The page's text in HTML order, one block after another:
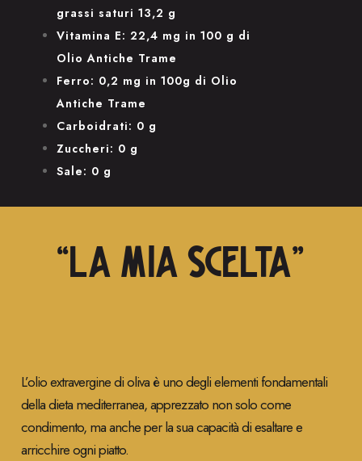
grassi saturi 13,2 g
Vitamina E: 22,4 mg in 100 g di
Olio Antiche Trame
Ferro: 0,2 mg in 100g di Olio
Antiche Trame
Carboidrati: 0 g
Zuccheri: 0 g
Sale: 0 g
“LA MIA SCELTA”
L’olio extravergine di oliva è uno degli elementi fondamentali
della dieta mediterranea, apprezzato non solo come
condimento, ma anche per la sua capacità di esaltare e
arricchire ogni piatto.